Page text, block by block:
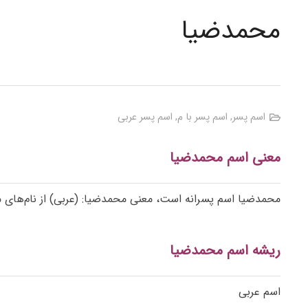
محمدضیا
اسم پسر, اسم پسر با م, اسم پسر عربی
معنی اسم محمدضیا
محمدضیا اسم پسرانه است، معنی محمدضیا: (عربی) از
ریشه اسم محمدضیا
اسم عربی